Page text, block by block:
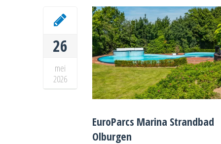
26
mei
2026
EuroParcs Marina Strandbad
Olburgen